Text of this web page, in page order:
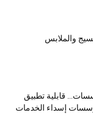
والملابس
قابلية تطبيق
إسداء الخدمات